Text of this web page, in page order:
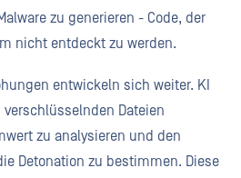
zu generieren - Code, der
nicht entdeckt zu werden.
entwickeln sich weiter. KI
Dateien
zu analysieren und den
Detonation zu bestimmen. Diese